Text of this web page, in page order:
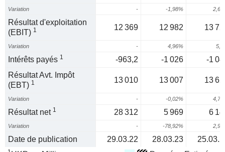
Variation - -1,98%
Résultat d'exploitation
(EBIT) 1 12 369 12 982 13
Variation - 4,96%
Intérêts payés 1 -963,2 -1 026
-1
Résultat Avt. Impôt
(EBT) 1 13 010 13 007 13
Variation - -0,02%
Résultat net 1 28 312 5 969 6
Variation - -78,92%
Date de publication 29.03.22 28.03.23